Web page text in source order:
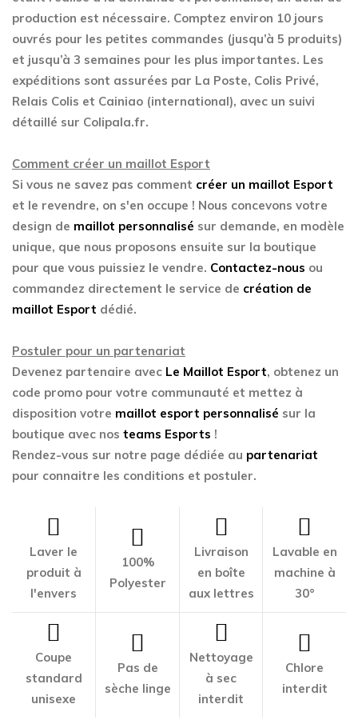
production est nécessaire. Comptez environ 10 jours
ouvrés pour les petites commandes (jusqu’à 5 produits)
et jusqu’à 3 semaines pour les plus importantes. Les
expéditions sont assurées par La Poste, Colis Privé,
Relais Colis et Cainiao (international), avec un suivi
détaillé sur Colipala.fr.
Comment créer un maillot Esport
Si vous ne savez pas comment créer un maillot Esport
et le revendre, on s'en occupe ! Nous concevons votre
design de maillot personnalisé sur demande, en modèle
unique, que nous proposons ensuite sur la boutique
pour que vous puissiez le vendre. Contactez-nous ou
commandez directement le service de création de
maillot Esport dédié.
Postuler pour un partenariat
Devenez partenaire avec Le Maillot Esport, obtenez un
code promo pour votre communauté et mettez à
disposition votre maillot esport personnalisé sur la
boutique avec nos teams Esports !
Rendez-vous sur notre page dédiée au partenariat
pour connaitre les conditions et postuler.
Laver le
produit à
l'envers
100%
Polyester
Livraison
en boîte
aux lettres
Lavable en
machine à
30°
Coupe
standard
unisexe
Pas de
sèche linge
Nettoyage
à sec
interdit
Chlore
interdit